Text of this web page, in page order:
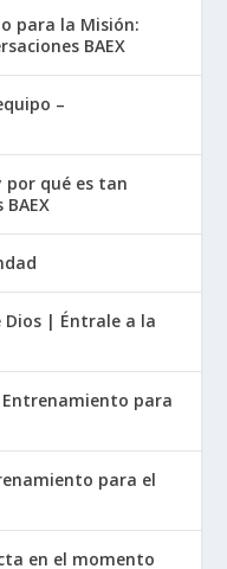
para la Misión:
BAEX
–
por qué es tan
Dios | Éntrale a la
para
para el
en el momento